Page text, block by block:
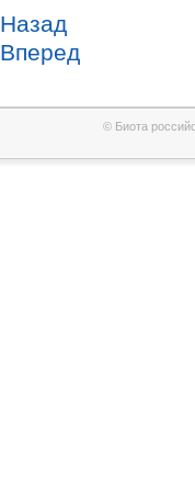
Назад
Вперед
© Биота